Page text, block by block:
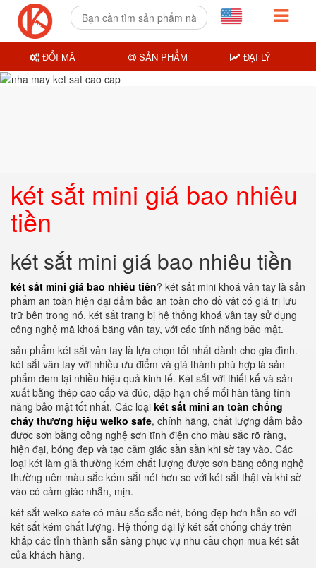
két sắt mini giá bao nhiêu
tiền
két sắt mini giá bao nhiêu tiền
két sắt mini giá bao nhiêu tiền? két sắt mini khoá vân tay là sản
phẩm an toàn hiện đại đảm bảo an toàn cho đồ vật có giá trị lưu
trữ bên trong nó. két sắt trang bị hệ thống khoá vân tay sử dụng
công nghệ mã khoá bằng vân tay, với các tính năng bảo mật.
sản phẩm két sắt vân tay là lựa chọn tốt nhất dành cho gia đình.
két sắt vân tay với nhiều ưu điểm và giá thành phù hợp là sản
phẩm đem lại nhiều hiệu quả kinh tế. Két sắt với thiết kế và sản
xuất bằng thép cao cấp và đúc, dập hạn chế mối hàn tăng tính
năng bảo mật tốt nhất. Các loại két sắt mini an toàn chống
cháy thương hiệu welko safe, chính hãng, chất lượng đảm bảo
được sơn bằng công nghệ sơn tĩnh điện cho màu sắc rõ ràng,
hiện đại, bóng đẹp và tạo cảm giác sần sần khi sờ tay vào. Các
loại két làm giả thường kém chất lượng được sơn bằng công nghệ
thường nên màu sắc kém sắt nét hơn so với két sắt thật và khi sờ
vào có cảm giác nhẵn, mịn.
két sắt welko safe có màu sắc sắc nét, bóng đẹp hơn hẳn so với
két sắt kém chất lượng. Hệ thống đại lý két sắt chống cháy trên
khắp các tỉnh thành sẵn sàng phục vụ nhu cầu chọn mua két sắt
của khách hàng.
ĐỔI MÃ SẢN PHẨM ĐẠI LÝ